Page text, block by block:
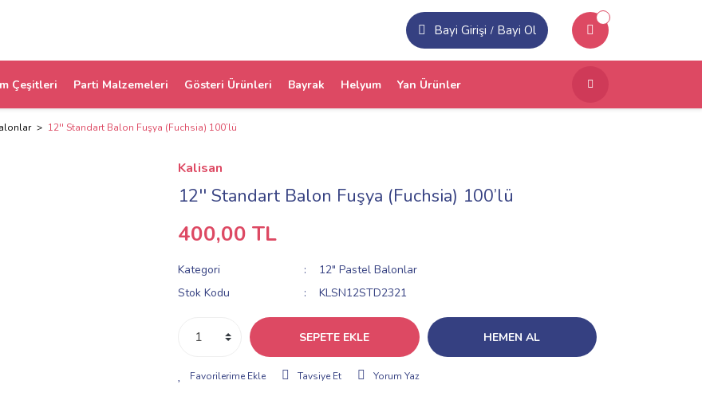
Bayi Girişi / Bayi Ol
Çeşitleri Parti Malzemeleri Gösteri Ürünleri Bayrak Helyum Yan Ürünler
12'' Standart Balon Fuşya (Fuchsia) 100’lü
Kalisan
12'' Standart Balon Fuşya (Fuchsia) 100’lü
400,00 TL
Kategori
12" Pastel Balonlar
Stok Kodu
KLSN12STD2321
SEPETE EKLE HEMEN AL
Tavsiye Et Yorum Yaz